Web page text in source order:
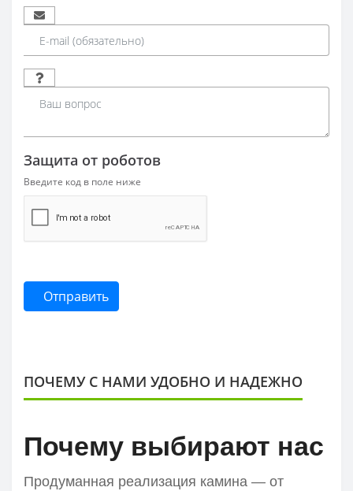
Защита от роботов
Введите код в поле ниже
Отправить
ПОЧЕМУ С НАМИ УДОБНО И НАДЕЖНО
Почему выбирают нас
Продуманная реализация камина — от